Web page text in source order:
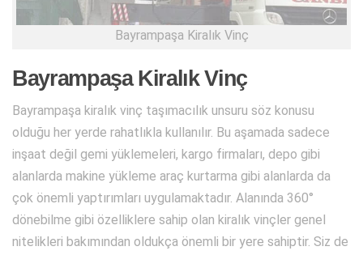
Bayrampaşa Kiralık Vinç
Bayrampaşa Kiralık Vinç
Bayrampaşa kiralık vinç taşımacılık unsuru söz konusu
olduğu her yerde rahatlıkla kullanılır. Bu aşamada sadece
inşaat değil gemi yüklemeleri, kargo firmaları, depo gibi
alanlarda makine yükleme araç kurtarma gibi alanlarda da
çok önemli yaptırımları uygulamaktadır. Alanında 360°
dönebilme gibi özelliklere sahip olan kiralık vinçler genel
nitelikleri bakımından oldukça önemli bir yere sahiptir. Siz de